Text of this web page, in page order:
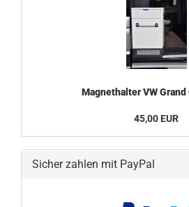
Magnethalter VW
45,00 EUR
Sicher zahlen mit PayPal